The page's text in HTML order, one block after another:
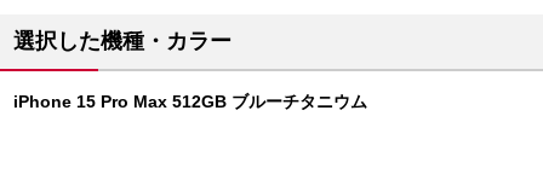
選択した機種・カラー
iPhone 15 Pro Max 512GB ブルーチタニウム